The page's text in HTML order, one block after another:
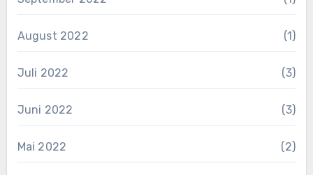
August 2022 (1)
Juli 2022 (3)
Juni 2022 (3)
Mai 2022 (2)